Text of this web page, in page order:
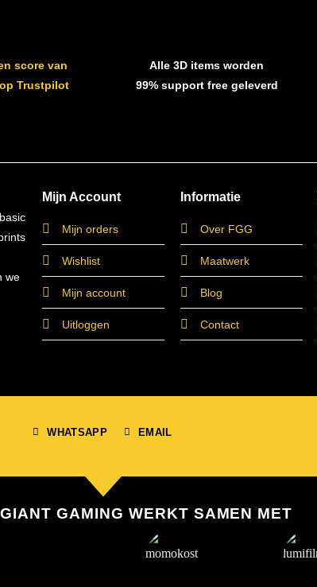
score van
Trustpilot
Alle 3D items worden
99% support free geleverd
we
Mijn Account
Mijn orders
Wishlist
Mijn account
Uitloggen
Informatie
Over FGG
Maatwerk
Blog
Contact
WHATSAPP EMAIL
GAMING WERKT SAMEN MET